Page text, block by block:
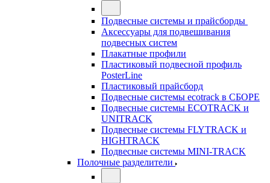
Подвесные системы и прайсборды
Аксессуары для подвешивания
подвесных систем
Плакатные профили
Пластиковый подвесной профиль
PosterLine
Пластиковый прайсборд
Подвесные системы ecotrack в СБОРЕ
Подвесные системы ECOTRACK и
UNITRACK
Подвесные системы FLYTRACK и
HIGHTRACK
Подвесные системы MINI-TRACK
Полочные разделители